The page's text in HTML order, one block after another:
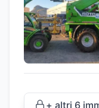
+ altri 6